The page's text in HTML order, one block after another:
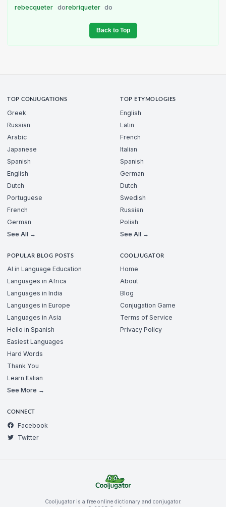
rebecqueter dorebriqueter do
Back to Top
TOP CONJUGATIONS
Greek
Russian
Arabic
Japanese
Spanish
English
Dutch
Portuguese
French
German
See All →
TOP ETYMOLOGIES
English
Latin
French
Italian
Spanish
German
Dutch
Swedish
Russian
Polish
See All →
POPULAR BLOG POSTS
AI in Language Education
Languages in Africa
Languages in India
Languages in Europe
Languages in Asia
Hello in Spanish
Easiest Languages
Hard Words
Thank You
Learn Italian
See More →
COOLJUGATOR
Home
About
Blog
Conjugation Game
Terms of Service
Privacy Policy
CONNECT
Facebook
Twitter
Cooljugator is a free online dictionary and conjugator.